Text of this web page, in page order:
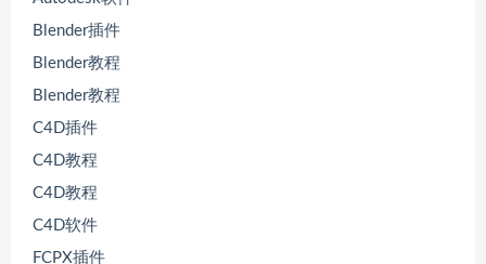
Blender插件
Blender教程
Blender教程
C4D插件
C4D教程
C4D教程
C4D软件
FCPX插件